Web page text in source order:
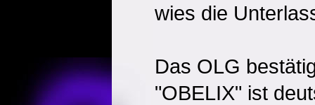
wies die
Das OLG
"OBELIX" ist